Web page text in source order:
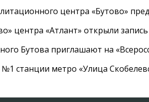
центра «Бутово»
центра «Атлант» открыли запись
Бутова приглашают на
станции метро «Улица